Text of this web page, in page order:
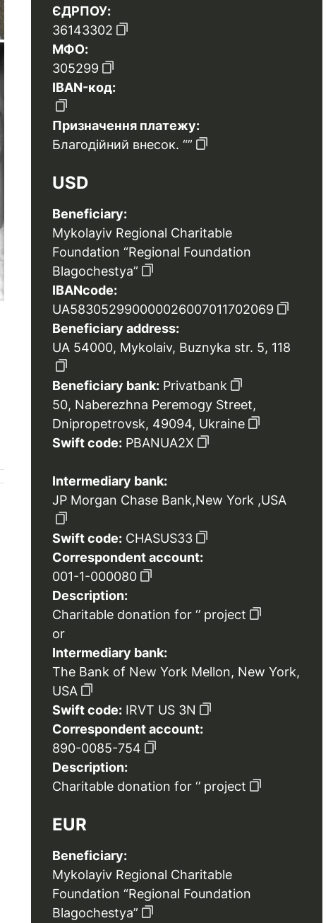
ЄДРПОУ:
36143302
МФО:
305299
IBAN-код:
Призначення платежу:
Благодійний внесок. “”
USD
Beneficiary:
Mykolayiv Regional Charitable
Foundation “Regional Foundation
Blagochestya”
IBANcode:
UA583052990000026007011702069
Beneficiary address:
UA 54000, Mykolaiv, Buznyka str. 5, 118
Beneficiary bank: Privatbank
50, Naberezhna Peremogy Street,
Dnipropetrovsk, 49094, Ukraine
Swift code: PBANUA2X
Intermediary bank:
JP Morgan Chase Bank,New York ,USA
Swift code: CHASUS33
Correspondent account:
001-1-000080
Description:
Charitable donation for ‘’ project
or
Intermediary bank:
The Bank of New York Mellon, New York,
USA
Swift code: IRVT US 3N
Correspondent account:
890-0085-754
Description:
Charitable donation for ‘’ project
EUR
Beneficiary:
Mykolayiv Regional Charitable
Foundation “Regional Foundation
Blagochestya”